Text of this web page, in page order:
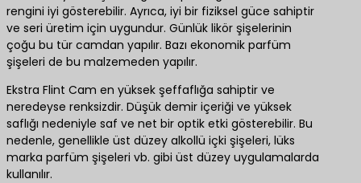
rengini iyi gösterebilir. Ayrıca, iyi bir fiziksel güce sahiptir
ve seri üretim için uygundur. Günlük likör şişelerinin
çoğu bu tür camdan yapılır. Bazı ekonomik parfüm
şişeleri de bu malzemeden yapılır.
Ekstra Flint Cam en yüksek şeffaflığa sahiptir ve
neredeyse renksizdir. Düşük demir içeriği ve yüksek
saflığı nedeniyle saf ve net bir optik etki gösterebilir. Bu
nedenle, genellikle üst düzey alkollü içki şişeleri, lüks
marka parfüm şişeleri vb. gibi üst düzey uygulamalarda
kullanılır.